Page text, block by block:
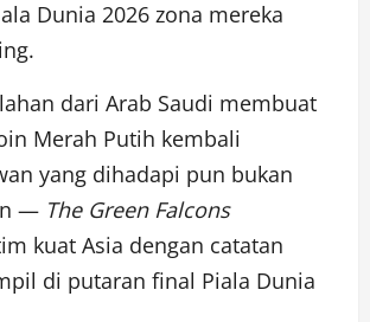
Dunia 2026 zona mereka
dari Arab Saudi membuat
Merah Putih kembali
yang dihadapi pun bukan
— The Green Falcons
kuat Asia dengan catatan
di putaran final Piala Dunia